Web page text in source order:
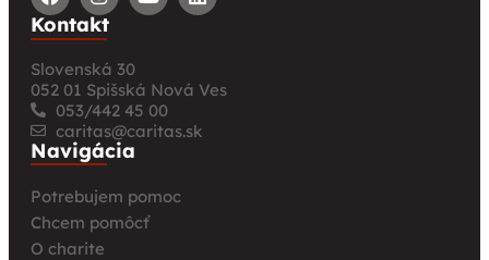
Kontakt
Slovenská 30
052 01 Spišská Nová Ves
053/442 45 00
caritas@caritas.sk
Navigácia
Potrebujem pomoc
Chcem pomôcť
O charite